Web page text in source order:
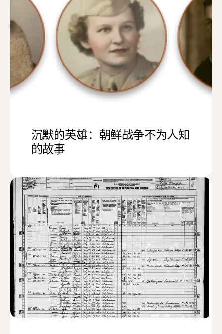
沉默的英雄：朝鲜战争不为人知
的故事